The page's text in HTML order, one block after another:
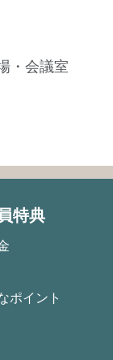
・会議室
特典
ポイント